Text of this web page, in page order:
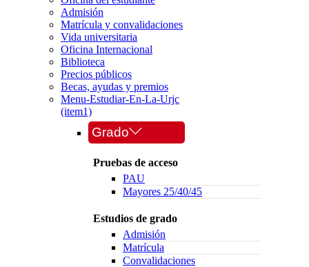
Admisión
Matrícula y convalidaciones
Vida universitaria
Oficina Internacional
Biblioteca
Precios públicos
Becas, ayudas y premios
Menu-Estudiar-En-La-Urjc
(item1)
Grado
Pruebas de acceso
PAU
Mayores 25/40/45
Estudios de grado
Admisión
Matrícula
Convalidaciones